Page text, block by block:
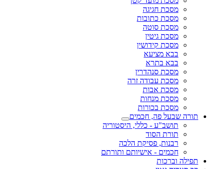
מסכת חגיגה
מסכת כתובות
מסכת סוטה
מסכת גיטין
מסכת קידושין
בבא מציעא
בבא בתרא
מסכת סנהדרין
מסכת עבודה זרה
מסכת אבות
מסכת מנחות
מסכת בכורות
תורה שבעל פה, חכמים
תושב"ע - כללי, היסטוריה
תורת הסוד
רבנות, פסיקת הלכה
חכמים - אישיותם ותורתם
תפילה וברכות